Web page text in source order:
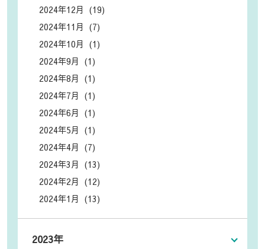
2024年12月 (19)
2024年11月 (7)
2024年10月 (1)
2024年9月 (1)
2024年8月 (1)
2024年7月 (1)
2024年6月 (1)
2024年5月 (1)
2024年4月 (7)
2024年3月 (13)
2024年2月 (12)
2024年1月 (13)
2023年